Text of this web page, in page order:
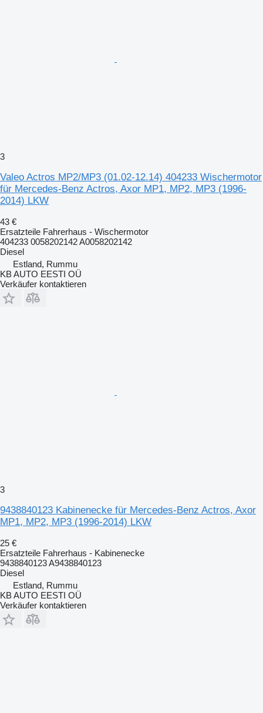
3
Valeo Actros MP2/MP3 (01.02-12.14) 404233 Wischermotor
für Mercedes-Benz Actros, Axor MP1, MP2, MP3 (1996-
2014) LKW
43 €
Ersatzteile Fahrerhaus - Wischermotor
404233 0058202142 A0058202142
Diesel
Estland, Rummu
KB AUTO EESTI OÜ
Verkäufer kontaktieren
3
9438840123 Kabinenecke für Mercedes-Benz Actros, Axor
MP1, MP2, MP3 (1996-2014) LKW
25 €
Ersatzteile Fahrerhaus - Kabinenecke
9438840123 A9438840123
Diesel
Estland, Rummu
KB AUTO EESTI OÜ
Verkäufer kontaktieren